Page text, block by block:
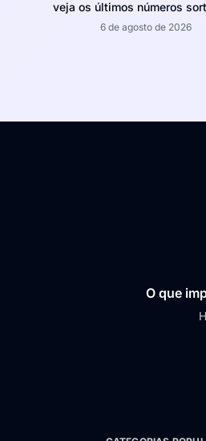
veja os últimos números
6 de agosto de 2026
O que